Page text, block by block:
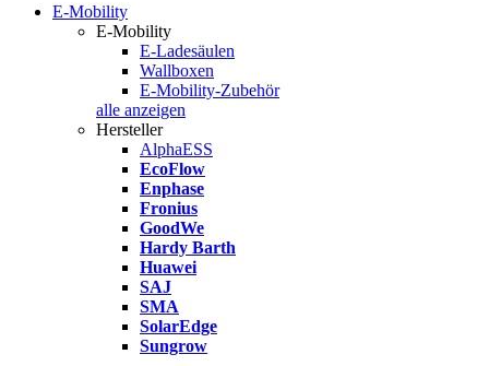
E-Mobility
E-Mobility
E-Ladesäulen
Wallboxen
E-Mobility-Zubehör
alle anzeigen
Hersteller
AlphaESS
EcoFlow
Enphase
Fronius
GoodWe
Hardy Barth
Huawei
SAJ
SMA
SolarEdge
Sungrow